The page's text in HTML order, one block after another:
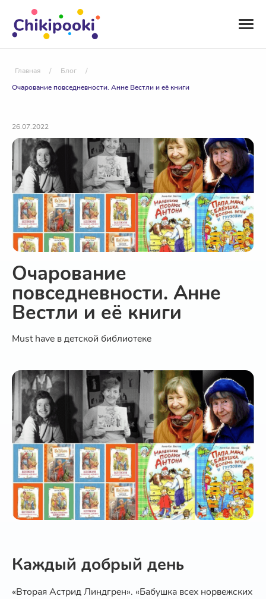
Главная / Блог
/
Очарование повседневности. Анне Вестли и её книги
26.07.2022
Очарование
повседневности. Анне
Вестли и её книги
Must have в детской библиотеке
Каждый добрый день
«Вторая Астрид Линдгрен». «Бабушка всех норвежских